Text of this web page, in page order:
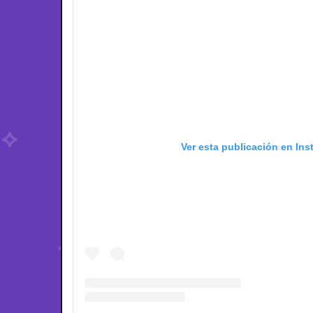
Ver esta publicación en